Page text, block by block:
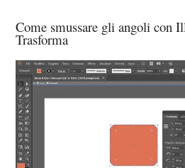
Come smussare gli angoli con
Trasforma